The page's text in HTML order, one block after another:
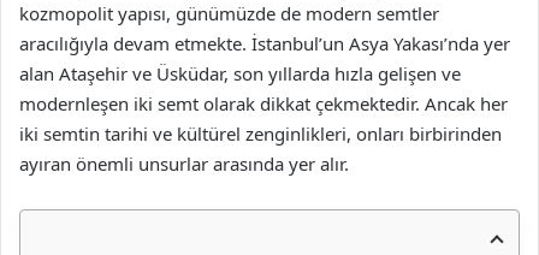
kozmopolit yapısı, günümüzde de modern semtler
aracılığıyla devam etmekte. İstanbul’un Asya Yakası’nda yer
alan Ataşehir ve Üsküdar, son yıllarda hızla gelişen ve
modernleşen iki semt olarak dikkat çekmektedir. Ancak her
iki semtin tarihi ve kültürel zenginlikleri, onları birbirinden
ayıran önemli unsurlar arasında yer alır.